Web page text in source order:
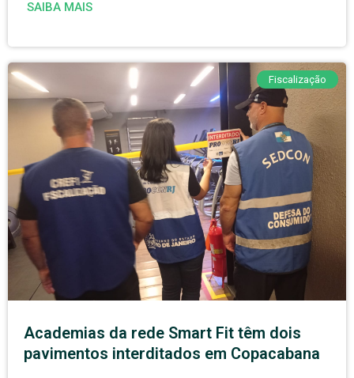
SAIBA MAIS
Fiscalização
Academias da rede Smart Fit têm dois
pavimentos interditados em Copacabana